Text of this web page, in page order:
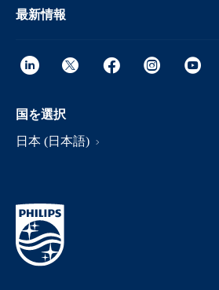
最新情報
国を選択
日本 (日本語)